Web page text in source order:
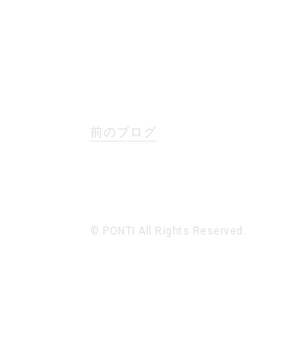
前のブログ
© PONTI All Rights Reserved.